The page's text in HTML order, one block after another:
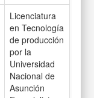
Licenciatura
en Tecnología
de producción
por la
Universidad
Nacional de
Asunción